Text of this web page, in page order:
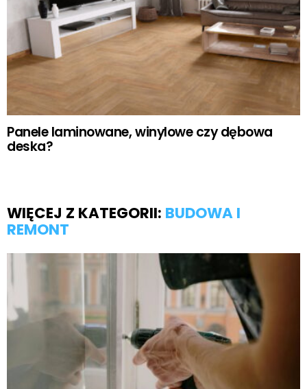
Panele laminowane, winylowe czy dębowa
deska?
WIĘCEJ Z KATEGORII: BUDOWA I
REMONT